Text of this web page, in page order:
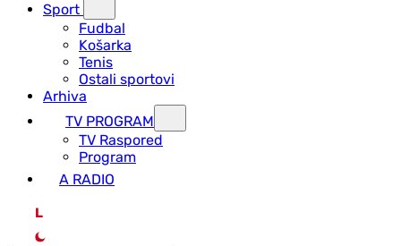
Sport
Fudbal
Košarka
Tenis
Ostali sportovi
Arhiva
TV PROGRAM
ТV Raspored
Program
A RADIO
L